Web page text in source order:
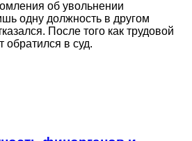
об увольнении
одну должность в другом
После того как трудовой
обратился в суд.